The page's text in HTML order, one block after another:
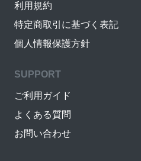
利用規約
特定商取引に基づく表記
個人情報保護方針
SUPPORT
ご利用ガイド
よくある質問
お問い合わせ